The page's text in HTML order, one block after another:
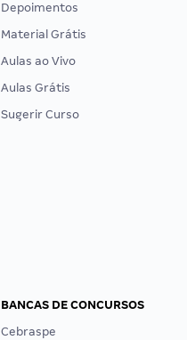
Depoimentos
Material Grátis
Aulas ao Vivo
Aulas Grátis
Sugerir Curso
BANCAS DE CONCURSOS
Cebraspe